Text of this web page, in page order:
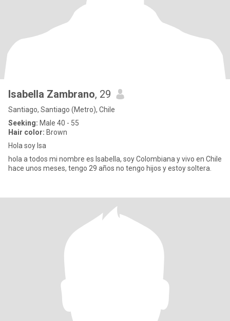
Isabella Zambrano, 29
Santiago, Santiago (Metro), Chile
Seeking: Male 40 - 55
Hair color: Brown
Hola soy Isa
hola a todos mi nombre es Isabella, soy Colombiana y vivo en Chile
hace unos meses, tengo 29 años no tengo hijos y estoy soltera.